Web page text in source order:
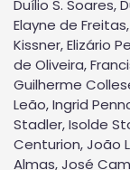
Duílio S. Soares,
Elayne de
Kissner, Elizário
de Oliveira,
Guilherme
Leão, Ingrid
Stadler, Isolde
Centurion, João
Almas, José